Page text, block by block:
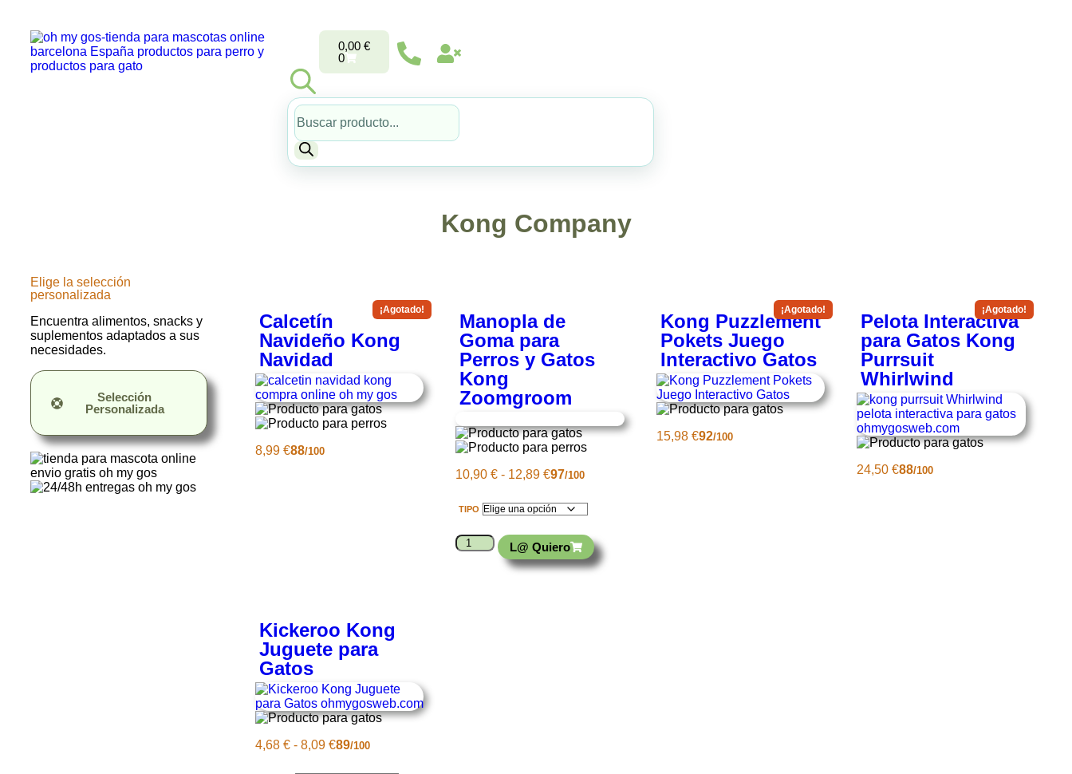
0,00 €
0
Kong Company
Elige la selección
personalizada
Encuentra alimentos, snacks y
suplementos adaptados a sus
necesidades.
Selección
Personalizada
Calcetín
Navideño Kong
Navidad
8,99 €88/100
Manopla de
Goma para
Perros y Gatos
Kong
Zoomgroom
10,90€ - 12,89€97/100
TIPO
L@ Quiero
Kong Puzzlement
Pokets Juego
Interactivo Gatos
15,98 €92/100
Pelota Interactiva
para Gatos Kong
Purrsuit
Whirlwind
24,50€88/100
Kickeroo Kong
Juguete para
Gatos
4,68 € - 8,09 €89/100